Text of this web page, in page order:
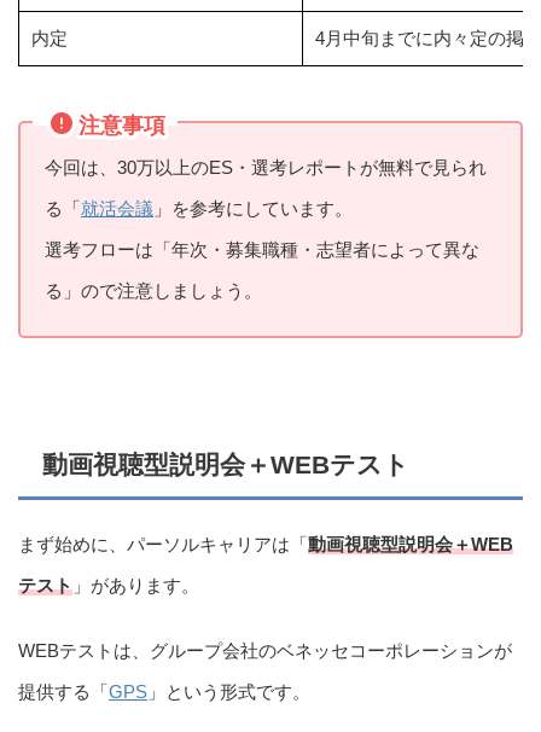
内定 4月中旬までに内々定の掲示
注意事項
今回は、30万以上のES・選考レポートが無料で見られ
る「就活会議 」を参考にしています。
選考フローは「年次・募集職種・志望者によって異な
る」ので注意しましょう。
動画視聴型説明会＋WEBテスト
まず始めに、パーソルキャリアは「動画視聴型説明会＋WEB
テスト 」があります。
WEBテストは、グループ会社のベネッセコーポレーションが
提供する「GPS 」という形式です。